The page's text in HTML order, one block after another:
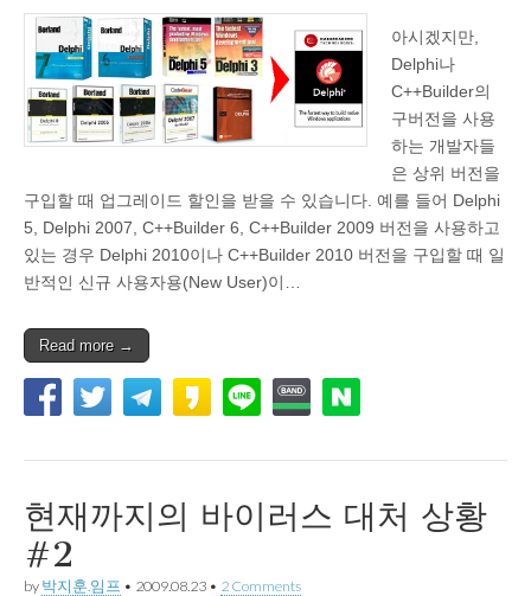
아시겠지만,
Delphi나
C++Builder의
구버전을 사용
하는 개발자들
은 상위 버전을
구입할 때 업그레이드 할인을 받을 수 있습니다. 예를 들어 Delphi
5, Delphi 2007, C++Builder 6, C++Builder 2009 버전을 사용하고
있는 경우 Delphi 2010이나 C++Builder 2010 버전을 구입할 때 일
반적인 신규 사용자용(New User)이…
Read more →
현재까지의 바이러스 대처 상황
#2
by 박지훈.임프 • 2009.08.23 • 2 Comments